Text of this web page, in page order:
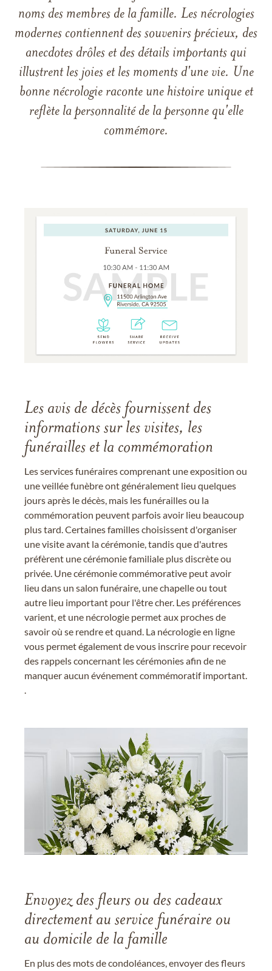
noms des membres de la famille. Les nécrologies
modernes contiennent des souvenirs précieux, des
anecdotes drôles et des détails importants qui
illustrent les joies et les moments d'une vie. Une
bonne nécrologie raconte une histoire unique et
reflète la personnalité de la personne qu'elle
commémore.
Les avis de décès fournissent des
informations sur les visites, les
funérailles et la commémoration
Les services funéraires comprenant une exposition ou
une veillée funèbre ont généralement lieu quelques
jours après le décès, mais les funérailles ou la
commémoration peuvent parfois avoir lieu beaucoup
plus tard. Certaines familles choisissent d'organiser
une visite avant la cérémonie, tandis que d'autres
préfèrent une cérémonie familiale plus discrète ou
privée. Une cérémonie commémorative peut avoir
lieu dans un salon funéraire, une chapelle ou tout
autre lieu important pour l'être cher. Les préférences
varient, et une nécrologie permet aux proches de
savoir où se rendre et quand. La nécrologie en ligne
vous permet également de vous inscrire pour recevoir
des rappels concernant les cérémonies afin de ne
manquer aucun événement commémoratif important.
Envoyez des fleurs ou des cadeaux
directement au service funéraire ou
au domicile de la famille
En plus des mots de condoléances, envoyer des fleurs